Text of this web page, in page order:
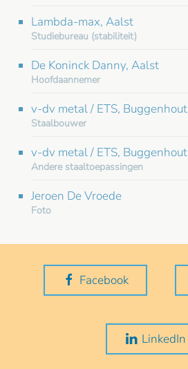
Lambda-max, Aalst
Studiebureau (stabiliteit)
De Koninck Danny, Aalst
Hoofdaannemer
v-dv metal / ETS, Buggenhout
Staalbouwer
v-dv metal / ETS, Buggenhout
Andere staaltoepassingen
Jeroen De Vroede
Foto
Facebook
LinkedIn